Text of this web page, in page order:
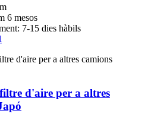
6 mesos
7-15 dies hàbils
d'aire per a altres